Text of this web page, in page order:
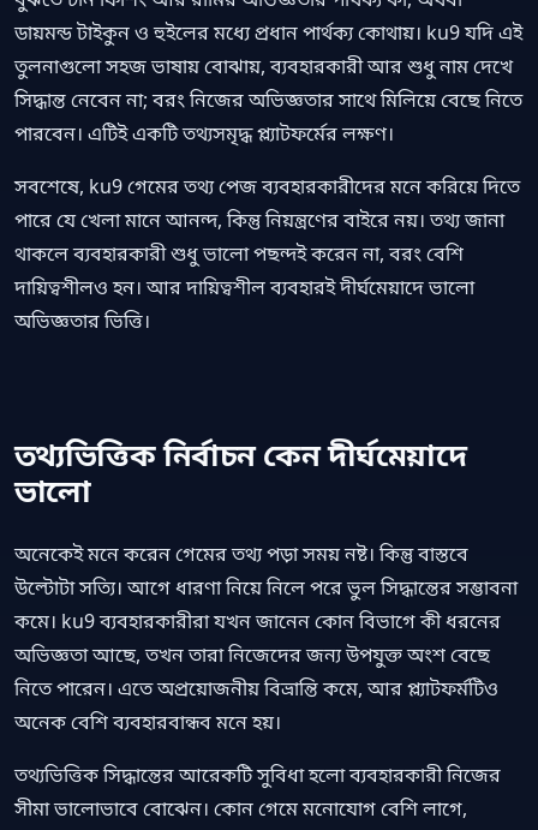
ডায়মন্ড টাইকুন ও হুইলের মধ্যে প্রধান পার্থক্য কোথায়। ku9 যদি এই
তুলনাগুলো সহজ ভাষায় বোঝায়, ব্যবহারকারী আর শুধু নাম দেখে
সিদ্ধান্ত নেবেন না; বরং নিজের অভিজ্ঞতার সাথে মিলিয়ে বেছে নিতে
পারবেন। এটিই একটি তথ্যসমৃদ্ধ প্ল্যাটফর্মের লক্ষণ।
সবশেষে, ku9 গেমের তথ্য পেজ ব্যবহারকারীদের মনে করিয়ে দিতে
পারে যে খেলা মানে আনন্দ, কিন্তু নিয়ন্ত্রণের বাইরে নয়। তথ্য জানা
থাকলে ব্যবহারকারী শুধু ভালো পছন্দই করেন না, বরং বেশি
দায়িত্বশীলও হন। আর দায়িত্বশীল ব্যবহারই দীর্ঘমেয়াদে ভালো
অভিজ্ঞতার ভিত্তি।
তথ্যভিত্তিক নির্বাচন কেন দীর্ঘমেয়াদে
ভালো
অনেকেই মনে করেন গেমের তথ্য পড়া সময় নষ্ট। কিন্তু বাস্তবে
উল্টোটা সত্যি। আগে ধারণা নিয়ে নিলে পরে ভুল সিদ্ধান্তের সম্ভাবনা
কমে। ku9 ব্যবহারকারীরা যখন জানেন কোন বিভাগে কী ধরনের
অভিজ্ঞতা আছে, তখন তারা নিজেদের জন্য উপযুক্ত অংশ বেছে
নিতে পারেন। এতে অপ্রয়োজনীয় বিভ্রান্তি কমে, আর প্ল্যাটফর্মটিও
অনেক বেশি ব্যবহারবান্ধব মনে হয়।
তথ্যভিত্তিক সিদ্ধান্তের আরেকটি সুবিধা হলো ব্যবহারকারী নিজের
সীমা ভালোভাবে বোঝেন। কোন গেমে মনোযোগ বেশি লাগে,